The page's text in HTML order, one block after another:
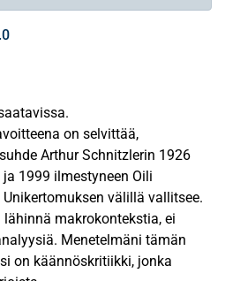
on selvittää,
1926
1999 ilmestyneen Oili
välillä vallitsee.
makrokontekstia, ei
Menetelmäni tämän
on käännöskritiikki, jonka